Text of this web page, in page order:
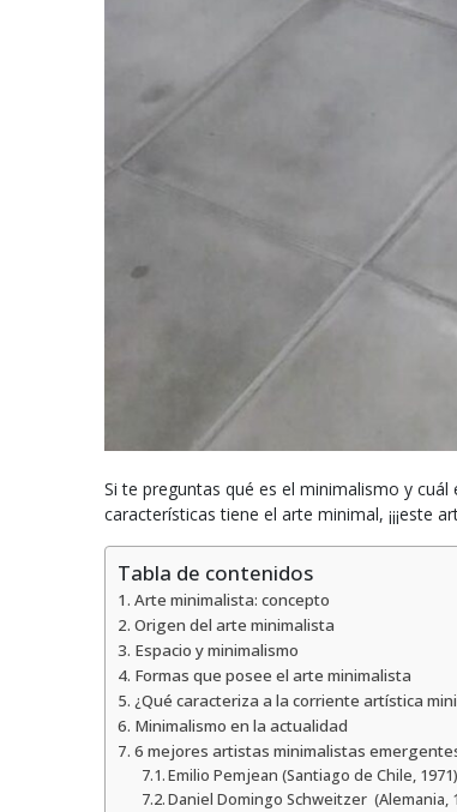
Si te preguntas qué es el minimalismo y
características tiene el arte minimal, ¡¡¡este
Tabla de contenidos
Arte minimalista: concepto
Origen del arte minimalista
Espacio y minimalismo
Formas que posee el arte minimalista
¿Qué caracteriza a la corriente artística
Minimalismo en la actualidad
6 mejores artistas minimalistas
Emilio Pemjean (Santiago de Chile, 1971)
Daniel Domingo Schweitzer (Alemania,